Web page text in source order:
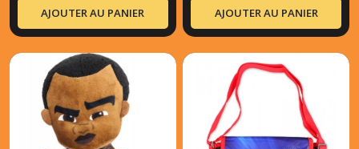
AJOUTER AU PANIER AJOUTER AU PANIER